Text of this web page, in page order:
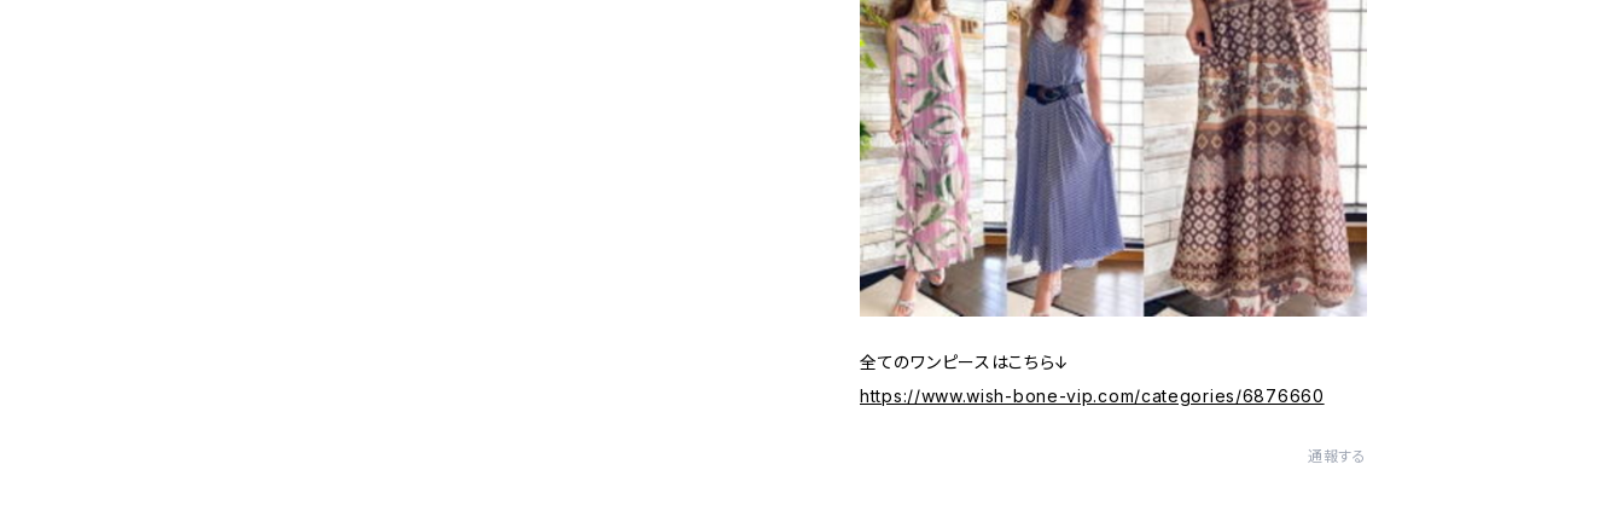
全てのワンピースはこちら↓
https://www.wish-bone-vip.com/categories/6876660
通報する